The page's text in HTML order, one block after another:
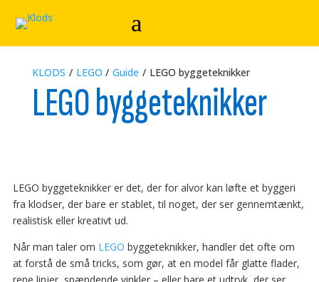
KLODS / LEGO / Guide / LEGO byggeteknikker
LEGO byggeteknikker
LEGO byggeteknikker er det, der for alvor kan løfte et byggeri
fra klodser, der bare er stablet, til noget, der ser gennemtænkt,
realistisk eller kreativt ud.
Når man taler om LEGO byggeteknikker, handler det ofte om
at forstå de små tricks, som gør, at en model får glatte flader,